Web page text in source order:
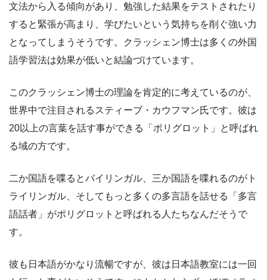
文法から入る傾向があり、勉強した結果をテストされたり
すると緊張が高まり、学びたいという気持ちを削ぐ強い力
となってしまうそうです。クラッシェン博士は多くの外国
語学習法は効果が低いと結論づけています。
このクラッシェン博士の理論を肯定的に考えているのが、
世界中で注目されるスティーブ・カウフマン氏です。彼は
20以上の言葉を話す事ができる「ポリグロット」と呼ばれ
る域の方です。
二か国語を喋るとバイリンガル、三か国語を喋れるのがト
ライリンガル、そしてもっと多くの多言語を話せる「多言
語話者」がポリグロットと呼ばれる人たちなんだそうで
す。
彼も日本語がかなり流暢ですが、彼は日本語教室には一回